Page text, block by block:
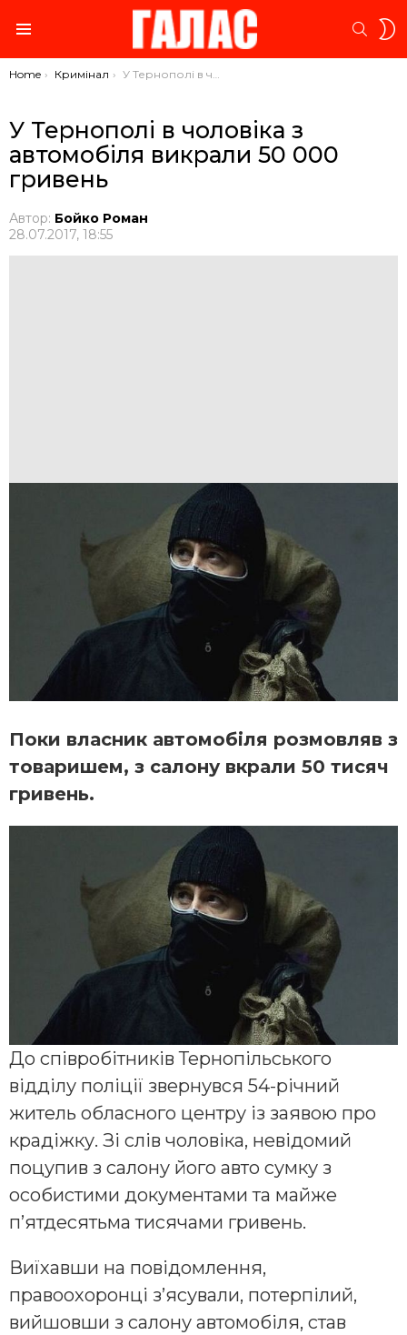
You are here:
Home Кримінал У Тернополі в чоловіка з автомобіля викрали 50 000 гривень
У Тернополі в чоловіка з
автомобіля викрали 50 000
гривень
Автор: Бойко Роман
28.07.2017, 18:55
Поки власник автомобіля розмовляв з
товаришем, з салону вкрали 50 тисяч
гривень.
До співробітників Тернопільського
відділу поліції звернувся 54-річний
житель обласного центру із заявою про
крадіжку. Зі слів чоловіка, невідомий
поцупив з салону його авто сумку з
особистими документами та майже
п’ятдесятьма тисячами гривень.
Виїхавши на повідомлення,
правоохоронці з’ясували, потерпілий,
вийшовши з салону автомобіля, став